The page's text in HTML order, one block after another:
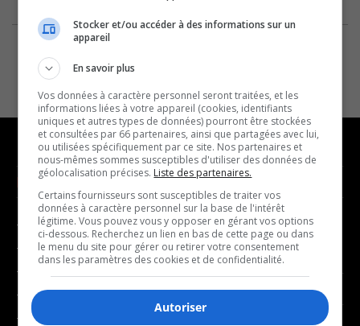
NOUVELLES
- Affaires municipales
- Communauté / Social
- Culture
- Économie
- Éducation
MUSIQUE
- Décompte franco
- Joué récemment
BALADOS
Stocker et/ou accéder à des informations sur un
appareil
En savoir plus
Vos données à caractère personnel seront traitées, et les
informations liées à votre appareil (cookies, identifiants
uniques et autres types de données) pourront être stockées
et consultées par 66 partenaires, ainsi que partagées avec lui,
ou utilisées spécifiquement par ce site. Nos partenaires et
nous-mêmes sommes susceptibles d'utiliser des données de
géolocalisation précises. Liste des partenaires.
Certains fournisseurs sont susceptibles de traiter vos
données à caractère personnel sur la base de l'intérêt
légitime. Vous pouvez vous y opposer en gérant vos options
ci-dessous. Recherchez un lien en bas de cette page ou dans
le menu du site pour gérer ou retirer votre consentement
dans les paramètres des cookies et de confidentialité.
Autoriser